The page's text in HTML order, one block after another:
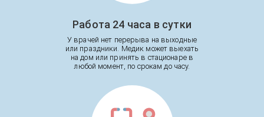
Работа 24 часа в сутки
У врачей нет перерыва на выходные
или праздники. Медик может выехать
на дом или принять в стационаре в
любой момент, по срокам до часу.